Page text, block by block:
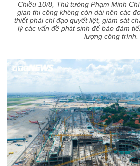
Chiều 10/8, Thủ tướng Phạm Minh
gian thi công không còn dài nên các
thiết phải chỉ đạo quyết liệt, giám sát
lý các vấn đề phát sinh để bảo đảm
lượng công trình.